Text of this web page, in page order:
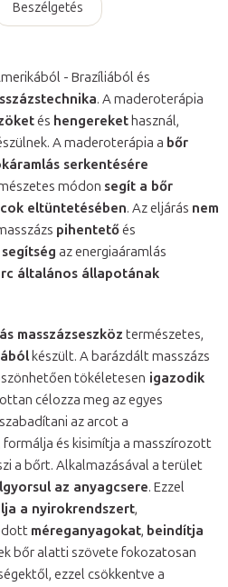
Beszélgetés
- Brazíliából és
. A maderoterápia
és hengereket használ,
A maderoterápia a bőr
serkentésére
módon segít a bőr
eltüntetésében. Az eljárás nem
pihentetőés
segítség az energiaáramlás
általános állapotának
masszázseszköz természetes,
készült. A barázdált masszázs
tökéletesen igazodik
célozza meg az egyes
az arcot a
és kisimítja a masszírozott
a bőrt. Alkalmazásával a terület
az anyagcsere. Ezzel
a nyirokrendszert,
méreganyagokat, beindítja
bőr alatti szövete fokozatosan
ezzel csökkentve a